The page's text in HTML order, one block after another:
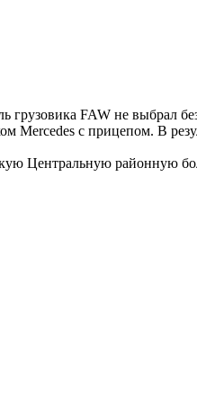
FAW не выбрал
Mercedes с прицепом. В
Центральную районную